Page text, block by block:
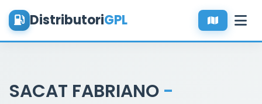
DistributoriGPL
SACAT FABRIANO -